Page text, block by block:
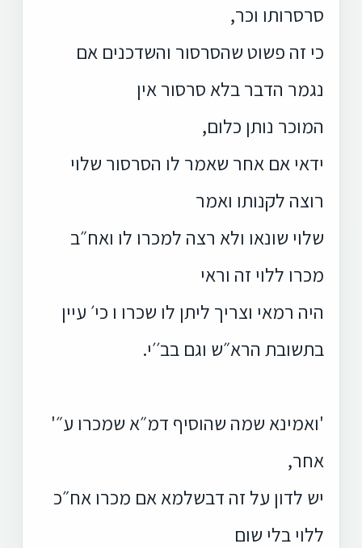
סרסרותו וכר,
כי זה פשוט שהסרסור והשדכנים אם
נגמר הדבר בלא סרסור אין
המוכר נותן כלום,
ידאי אם אחר שאמר לו הסרסור שלוי
רוצה לקנותו ואמר
שלוי שונאו ולא רצה למכרו לו ואח״ב
מכרו ללוי זה וראי
היה רמאי וצריך ליתן לו שכרו ו כי׳ עיין
בתשובת הרא״ש וגם בב׳׳י.
'ואמינא שמה שהוסיף דמ״א שמכרו ע״'
אחר,
יש לדון על זה דבשלמא אם מכרו אח״כ
ללוי בלי שום